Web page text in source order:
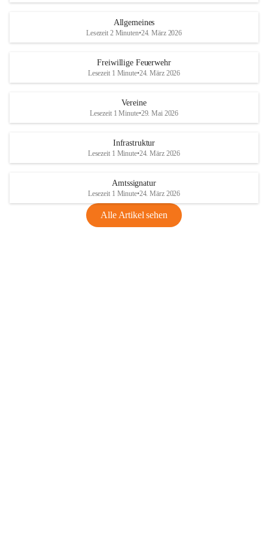
Allgemeines
Lesezeit 2 Minuten•24. März 2026
Freiwillige Feuerwehr
Lesezeit 1 Minute•24. März 2026
Vereine
Lesezeit 1 Minute•29. Mai 2026
Infrastruktur
Lesezeit 1 Minute•24. März 2026
Amtssignatur
Lesezeit 1 Minute•24. März 2026
Alle Artikel sehen